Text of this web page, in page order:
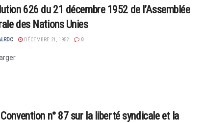
626 du 21 décembre 1952 de l’Assemblée
des Nations Unies
DÉCEMBRE 21, 1952 0
Convention n° 87 sur la liberté syndicale et la